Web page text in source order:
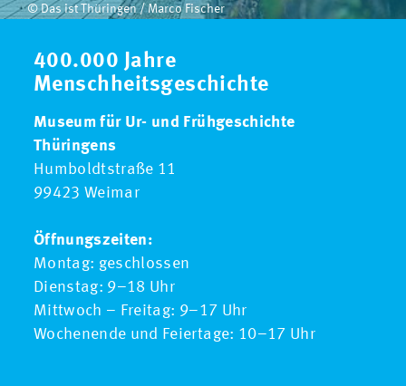
© Das ist Thüringen / Marco Fischer
400.000 Jahre
Menschheitsgeschichte
Museum für Ur- und Frühgeschichte
Thüringens
Humboldtstraße 11
99423 Weimar
Öffnungszeiten:
Montag: geschlossen
Dienstag: 9–18 Uhr
Mittwoch – Freitag: 9–17 Uhr
Wochenende und Feiertage: 10–17 Uhr